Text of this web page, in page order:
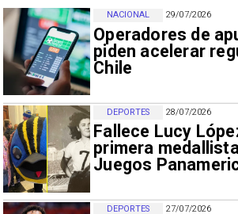
29/07/2026
Operadores de
piden acelerar
Chile
NACIONAL
28/07/2026
Fallece Lucy
primera
Juegos
DEPORTES
27/07/2026
DEPORTES